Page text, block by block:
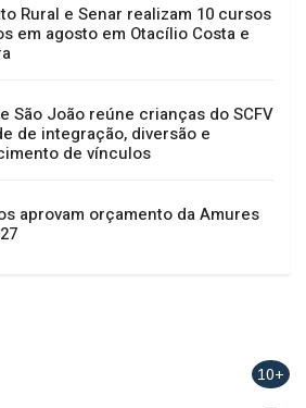
Rural e Senar realizam 10 cursos
em agosto em Otacílio Costa e
São João reúne crianças do SCFV
de integração, diversão e
de vínculos
aprovam orçamento da Amures
10+